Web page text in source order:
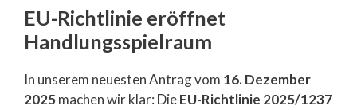
EU-Richtlinie eröffnet
Handlungsspielraum
In unserem neuesten Antrag vom 16. Dezember
2025machen wir klar: DieEU-Richtlinie 2025/1237